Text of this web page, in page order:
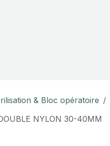
& Bloc opératoire
NYLON 30-40MM